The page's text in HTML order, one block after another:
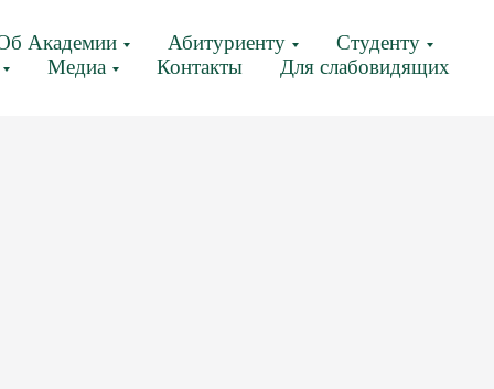
Академии Абитуриенту
Студенту
Медиа
Контакты Для слабовидящих